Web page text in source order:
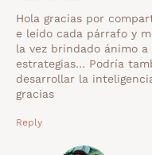
Hola gracias por
e leído cada párrafo y
la vez brindado ánimo
estrategias… Podría
desarrollar la
gracias
Reply